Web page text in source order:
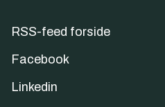
RSS-feed forside
Facebook
Linkedin